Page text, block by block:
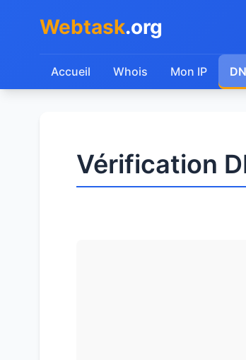
Webtask.org
Accueil Whois Mon IP
Vérification